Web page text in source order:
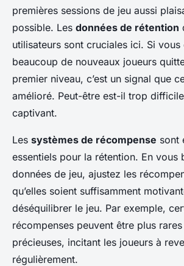
premières sessions de jeu aussi
possible. Les données de rétention
utilisateurs sont cruciales ici. Si
beaucoup de nouveaux joueurs
premier niveau, c’est un signal que
amélioré. Peut-être est-il trop
captivant.
Les systèmes de récompense sont
essentiels pour la rétention. En vous
données de jeu, ajustez les
qu’elles soient suffisamment
déséquilibrer le jeu. Par exemple,
récompenses peuvent être plus
précieuses, incitant les joueurs à
régulièrement.